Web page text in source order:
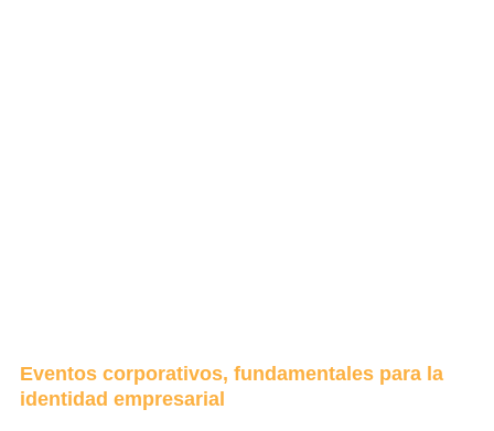
Eventos corporativos, fundamentales para la
identidad empresarial